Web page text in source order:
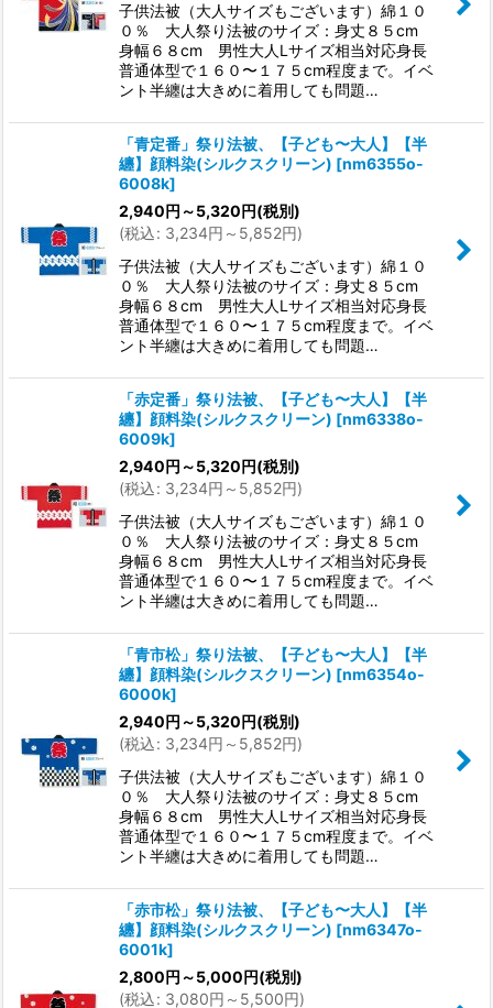
子供法被（大人サイズもございます）綿１０
０％ 大人祭り法被のサイズ：身丈８５cm
身幅６８cm 男性大人Lサイズ相当対応身長
普通体型で１６０〜１７５cm程度まで。イベ
ント半纏は大きめに着用しても問題…
「青定番」祭り法被、【子ども〜大人】【半
纏】顔料染(シルクスクリーン) [nm6355o-
6008k]
2,940円 ～5,320円(税別)
(税込: 3,234円 ～5,852円)
子供法被（大人サイズもございます）綿１０
０％ 大人祭り法被のサイズ：身丈８５cm
身幅６８cm 男性大人Lサイズ相当対応身長
普通体型で１６０〜１７５cm程度まで。イベ
ント半纏は大きめに着用しても問題…
「赤定番」祭り法被、【子ども〜大人】【半
纏】顔料染(シルクスクリーン) [nm6338o-
6009k]
2,940円 ～5,320円(税別)
(税込: 3,234円 ～5,852円)
子供法被（大人サイズもございます）綿１０
０％ 大人祭り法被のサイズ：身丈８５cm
身幅６８cm 男性大人Lサイズ相当対応身長
普通体型で１６０〜１７５cm程度まで。イベ
ント半纏は大きめに着用しても問題…
「青市松」祭り法被、【子ども〜大人】【半
纏】顔料染(シルクスクリーン) [nm6354o-
6000k]
2,940円 ～5,320円(税別)
(税込: 3,234円 ～5,852円)
子供法被（大人サイズもございます）綿１０
０％ 大人祭り法被のサイズ：身丈８５cm
身幅６８cm 男性大人Lサイズ相当対応身長
普通体型で１６０〜１７５cm程度まで。イベ
ント半纏は大きめに着用しても問題…
「赤市松」祭り法被、【子ども〜大人】【半
纏】顔料染(シルクスクリーン) [nm6347o-
6001k]
2,800円 ～5,000円(税別)
(税込: 3,080円 ～5,500円)